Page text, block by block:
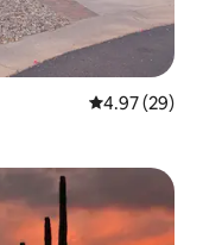
คะแนนเฉลี่ย
4.97 (29)